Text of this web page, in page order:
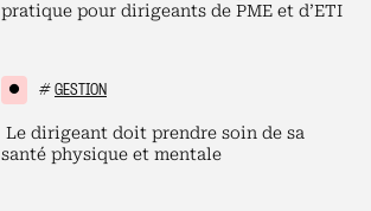
pratique pour dirigeants de PME et d’ETI
# GESTION
Le dirigeant doit prendre soin de sa
santé physique et mentale